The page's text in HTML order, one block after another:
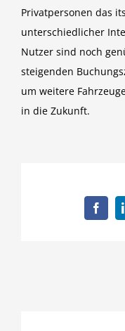
Privatpersonen das
unterschiedlicher
Nutzer sind noch
steigenden
um weitere
in die Zukunft.